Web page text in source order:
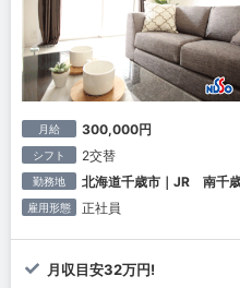
月給 300,000円
シフト 2交替
勤務地 北海道千歳市｜JR 南千
雇用形態 正社員
月収目安32万円!